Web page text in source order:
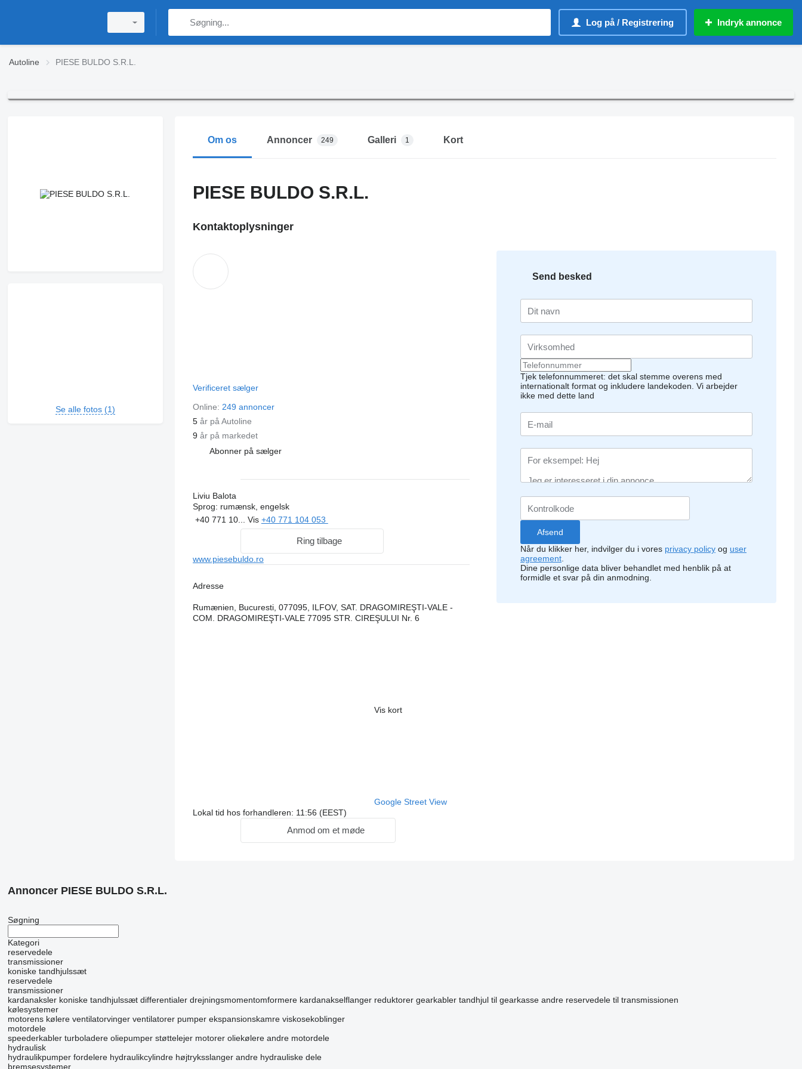
Log på / Registrering Indryk annonce
Autoline PIESE BULDO S.R.L.
Se alle fotos (1)
Om os Annoncer 249 Galleri 1 Kort
PIESE BULDO S.R.L.
Kontaktoplysninger
Verificeret sælger
Online: 249 annoncer
5år på Autoline
9år på markedet
Abonner på sælger
Liviu Balota
Sprog: rumænsk, engelsk
+40 771 10... Vis +40 771 104 053
Ring tilbage
www.piesebuldo.ro
Adresse
Rumænien, Bucuresti, 077095, ILFOV, SAT. DRAGOMIREŞTI-VALE -
COM. DRAGOMIREŞTI-VALE 77095 STR. CIREŞULUI Nr. 6
Vis kort
Google Street View
Lokal tid hos forhandleren: 11:56 (EEST)
Anmod om et møde
Send besked
Tjek telefonnummeret: det skal stemme overens med
internationalt format og inkludere landekoden. Vi arbejder
ikke med dette land
Når du klikker her, indvilger du i vores privacy policy og user
agreement
Dine personlige data bliver behandlet med henblik på at
formidle et svar på din anmodning.
Annoncer PIESE BULDO S.R.L.
Søgning
Kategori
reservedele
transmissioner
koniske tandhjulssæt
reservedele
transmissioner
kardanaksler koniske tandhjulssæt differentialer drejningsmomentomformere kardanakselflanger reduktorer gearkabler tandhjul til gearkasse andre reservedele til transmissionen
kølesystemer
motorens kølere ventilatorvinger ventilatorer pumper ekspansionskamre viskosekoblinger
motordele
speederkabler turboladere oliepumper støttelejer motorer oliekølere andre motordele
hydraulisk
hydraulikpumper fordelere hydraulikcylindre højtryksslanger andre hydrauliske dele
bremsesystemer